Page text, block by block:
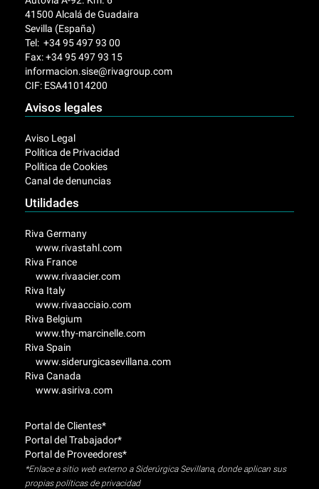
41500 Alcalá de Guadaira
Sevilla (España)
Tel: +34 95 497 93 00
Fax: +34 95 497 93 15
informacion.sise@rivagroup.com
CIF: ESA41014200
Avisos legales
Aviso Legal
Política de Privacidad
Política de Cookies
Canal de denuncias
Utilidades
Riva Germany
www.rivastahl.com
Riva France
www.rivaacier.com
Riva Italy
www.rivaacciaio.com
Riva Belgium
www.thy-marcinelle.com
Riva Spain
www.siderurgicasevillana.com
Riva Canada
www.asiriva.com
Portal de Clientes*
Portal del Trabajador*
Portal de Proveedores*
*Enlace a sitio web externo a Siderúrgica Sevillana, donde aplican sus
propias políticas de privacidad